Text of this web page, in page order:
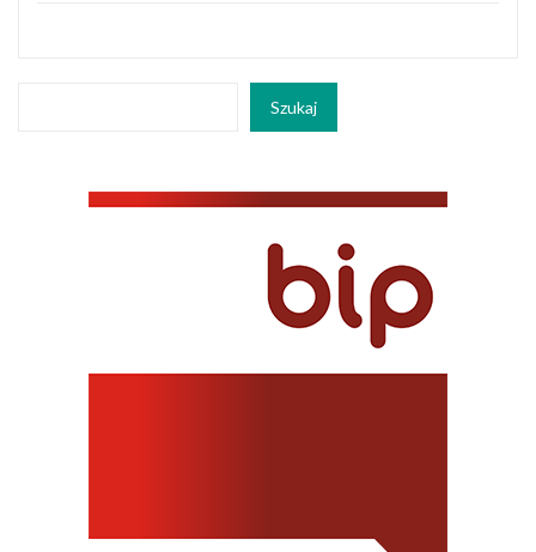
Szukaj